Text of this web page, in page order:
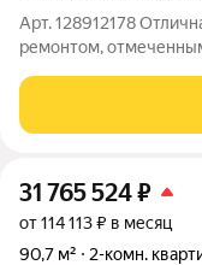
Арт. 128912178
ремонтом,
Крестовского
застройщиком банка
31 765 524₽
от 114 113 ₽ в месяц
90,7 м²
2-комн.